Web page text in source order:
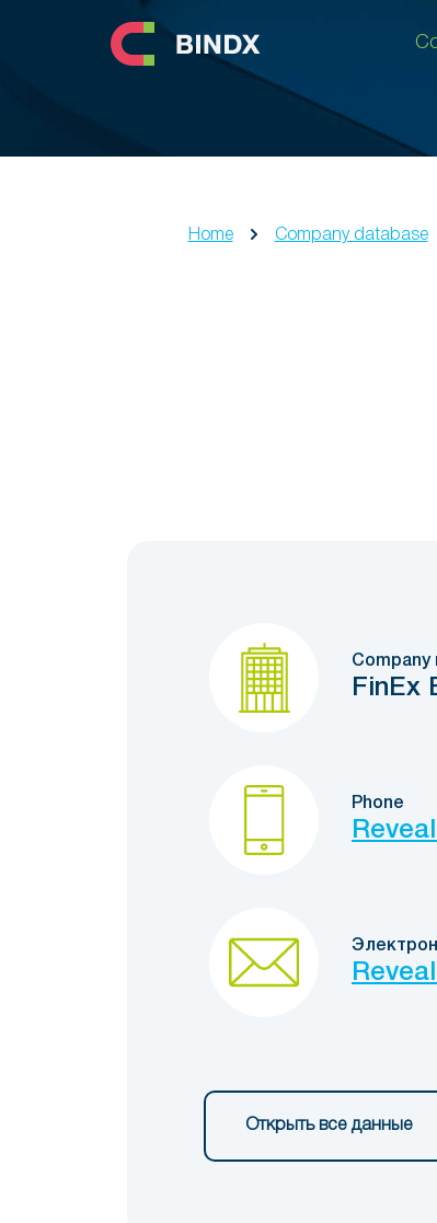
Home Company database
Company
FinEx
Phone
Открыть все данные